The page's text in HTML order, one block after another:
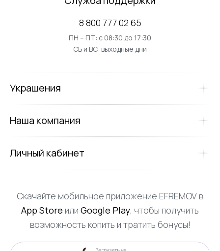
8 800 777 02 65
ПН – ПТ: с 08:30 до 17:30
СБ и ВС: выходные дни
Украшения
Наша компания
Личный кабинет
Скачайте мобильное приложение EFREMOV в
App Store или Google Play, чтобы получить
возможность копить и тратить бонусы!